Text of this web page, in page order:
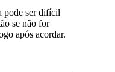
pode ser difícil
se não for
após acordar.